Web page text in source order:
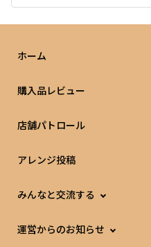
ホーム
購入品レビュー
店舗パトロール
アレンジ投稿
みんなと交流する
運営からのお知らせ